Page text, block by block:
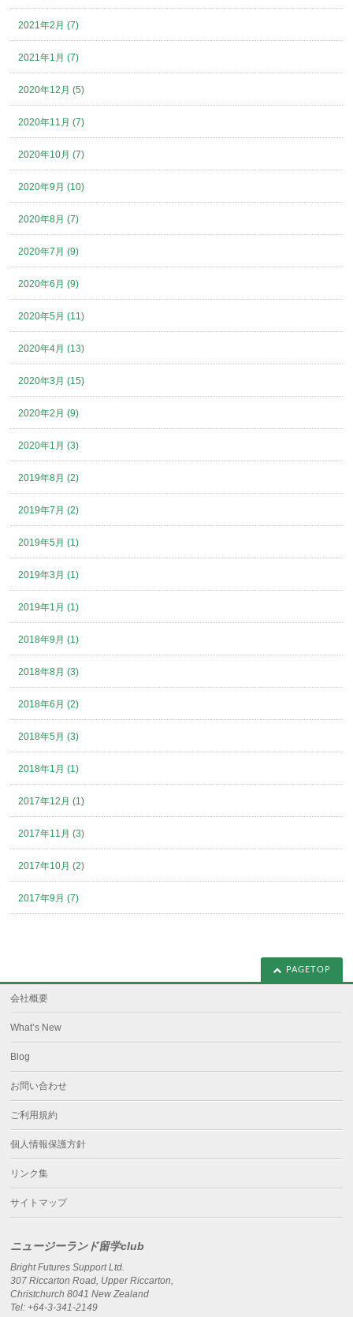
2021年2月 (7)
2021年1月 (7)
2020年12月 (5)
2020年11月 (7)
2020年10月 (7)
2020年9月 (10)
2020年8月 (7)
2020年7月 (9)
2020年6月 (9)
2020年5月 (11)
2020年4月 (13)
2020年3月 (15)
2020年2月 (9)
2020年1月 (3)
2019年8月 (2)
2019年7月 (2)
2019年5月 (1)
2019年3月 (1)
2019年1月 (1)
2018年9月 (1)
2018年8月 (3)
2018年6月 (2)
2018年5月 (3)
2018年1月 (1)
2017年12月 (1)
2017年11月 (3)
2017年10月 (2)
2017年9月 (7)
PAGETOP
会社概要
What’s New
Blog
お問い合わせ
ご利用規約
個人情報保護方針
リンク集
サイトマップ
ニュージーランド留学club
Bright Futures Support Ltd.
307 Riccarton Road, Upper Riccarton,
Christchurch 8041 New Zealand
Tel: +64-3-341-2149